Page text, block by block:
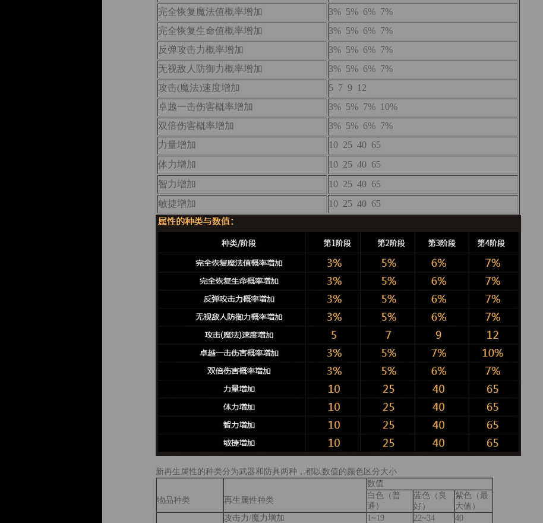
完全恢复魔法值概率增加
3% 5% 6% 7%
完全恢复生命值概率增加
3% 5% 6% 7%
反弹攻击力概率增加
3% 5% 6% 7%
无视敌人防御力概率增加
3% 5% 6% 7%
攻击(魔法)速度增加
5 7 9 12
卓越一击伤害概率增加
3% 5% 7% 10%
双倍伤害概率增加
3% 5% 6% 7%
力量增加
10 25 40 65
体力增加
10 25 40 65
智力增加
10 25 40 65
敏捷增加
10 25 40 65
新再生属性的种类分为武器和防具两种，都以数值的颜色区分大小
物品种类 再生属性种类
数值
白色（普
通）
蓝色（良
好）
紫色（最
大值）
攻击力/魔力增加 1~19 22~34
40